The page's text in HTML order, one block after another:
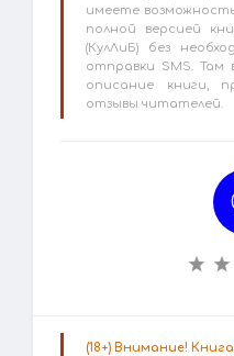
имеете
полной версией
(КулЛиБ) без
отправки SMS.
описание книги,
отзывы читателей.
(18+) Внимание!